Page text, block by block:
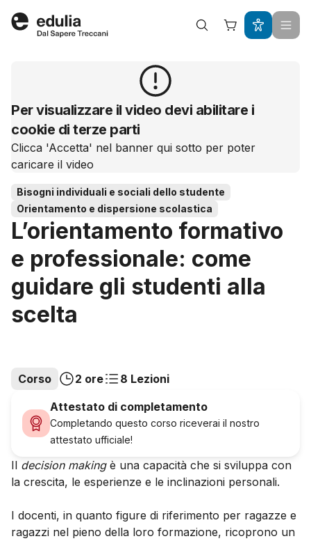
Edulia
Per visualizzare il video devi abilitare i
cookie di terze parti
Clicca 'Accetta' nel banner qui sotto per poter
caricare il video
Bisogni individuali e sociali dello studente
Orientamento e dispersione scolastica
L’orientamento formativo
e professionale: come
guidare gli studenti alla
scelta
Corso 2 ore
8 Lezioni
Attestato di completamento
Completando questo corso riceverai il nostro
attestato ufficiale!
Il decision making è una capacità che si sviluppa con
la crescita, le esperienze e le inclinazioni personali.
I docenti, in quanto figure di riferimento per ragazze e
ragazzi nel pieno della loro formazione, ricoprono un